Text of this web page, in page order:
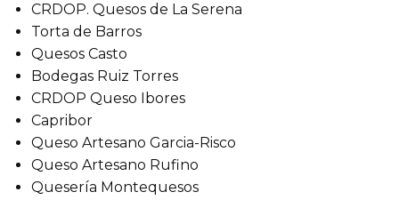
CRDOP. Quesos de La Serena
Torta de Barros
Quesos Casto
Bodegas Ruiz Torres
CRDOP Queso Ibores
Capribor
Queso Artesano Garcia-Risco
Queso Artesano Rufino
Quesería Montequesos